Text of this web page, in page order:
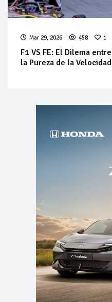
Mar 29, 2026 458 1
F1 VS FE: El Dilema
la Pureza de la Velocidad